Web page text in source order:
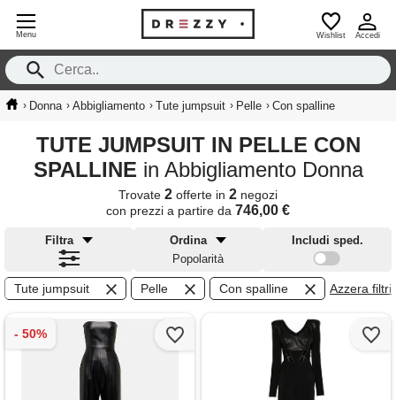
Menu Wishlist Accedi
› Donna › Abbigliamento › Tute jumpsuit › Pelle › Con spalline
TUTE JUMPSUIT IN PELLE CON
SPALLINE in Abbigliamento Donna
Trovate 2 offerte in 2 negozi
con prezzi a partire da 746,00 €
Filtra
Ordina
Popolarità
Includi sped.
Tute jumpsuit Pelle Con spalline Azzera filtri